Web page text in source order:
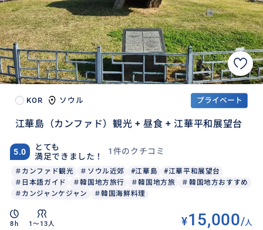
KOR ソウル プライベート
江華島（カンファド）観光 + 昼食 + 江華平和展望台
5.0
とても
満足できました！
1件のクチコミ
＃カンファド観光 ＃ソウル近郊 #江華島
#江華平和展望台
＃日本語ガイド
＃韓国地方旅行 ＃韓国地方旅
＃韓国地方おすすめ
＃カンジャンケジャン
＃韓国海鮮料理
8h 1〜13人 ¥15,000/人